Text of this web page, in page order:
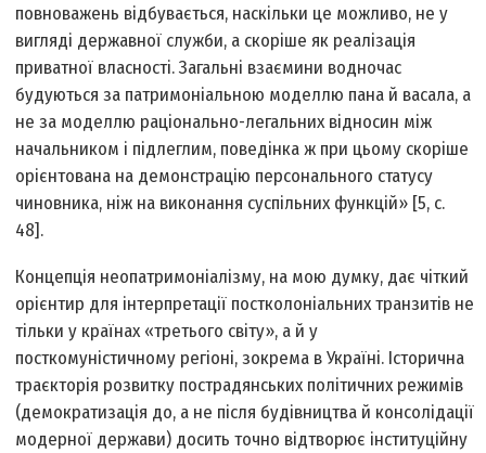
повноважень відбувається, наскільки це можливо, не у
вигляді державної служби, а скоріше як реалізація
приватної власності. Загальні взаємини водночас
будуються за патримоніальною моделлю пана й васала, а
не за моделлю раціонально-легальних відносин між
начальником і підлеглим, поведінка ж при цьому скоріше
орієнтована на демонстрацію персонального статусу
чиновника, ніж на виконання суспільних функцій» [5, с.
48].
Концепція неопатримоніалізму, на мою думку, дає чіткий
орієнтир для інтерпретації постколоніальних транзитів не
тільки у країнах «третього світу», а й у
посткомуністичному регіоні, зокрема в Україні. Історична
траєкторія розвитку пострадянських політичних режимів
(демократизація до, а не після будівництва й консолідації
модерної держави) досить точно відтворює інституційну